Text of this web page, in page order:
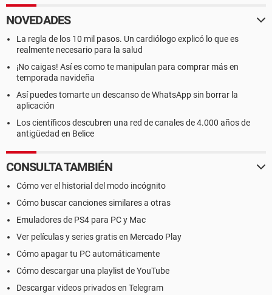
NOVEDADES
La regla de los 10 mil pasos. Un cardiólogo explicó lo que es
realmente necesario para la salud
¡No caigas! Así es como te manipulan para comprar más en
temporada navideña
Así puedes tomarte un descanso de WhatsApp sin borrar la
aplicación
Los científicos descubren una red de canales de 4.000 años de
antigüedad en Belice
CONSULTA TAMBIÉN
Cómo ver el historial del modo incógnito
Cómo buscar canciones similares a otras
Emuladores de PS4 para PC y Mac
Ver películas y series gratis en Mercado Play
Cómo apagar tu PC automáticamente
Cómo descargar una playlist de YouTube
Descargar videos privados en Telegram